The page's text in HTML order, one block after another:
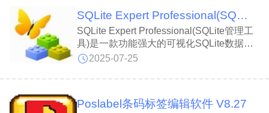
成，显著提升工作效率。
SQLite Expert Professional(SQLite管理工具) 免费版 v5.4.34
SQLite Expert Professional(SQLite管理工
具)是一款功能强大的可视化SQLite数据库
管理软件。SQLite Expert
SQLite数据库中进行创建、编辑、复制及
Professional(SQLite管理工具)内置可视化
2025-07-25
Poslabel条码标签编辑软件 V8.27